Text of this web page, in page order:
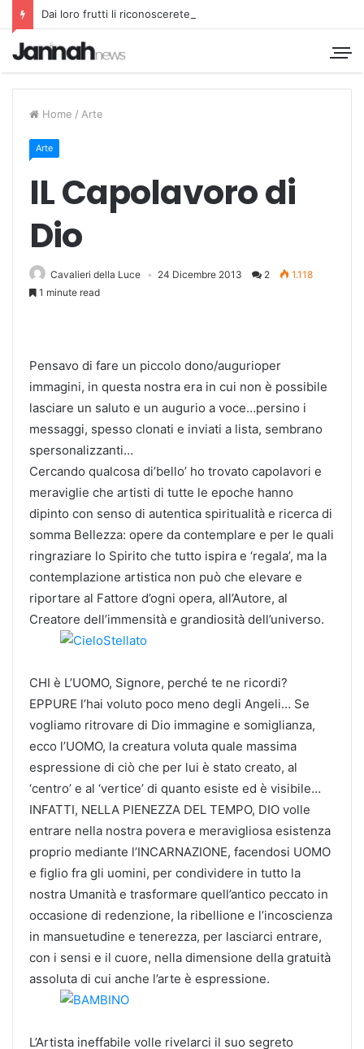
Dai loro frutti li riconoscerete
Home / Arte
Arte
IL Capolavoro di
Dio
Cavalieri della Luce 24 Dicembre 2013 2
1.118
1 minute read
Pensavo di fare un piccolo dono/augurioper
immagini, in questa nostra era in cui non è possibile
lasciare un saluto e un augurio a voce…persino i
messaggi, spesso clonati e inviati a lista, sembrano
spersonalizzanti…
Cercando qualcosa di’bello’ ho trovato capolavori e
meraviglie che artisti di tutte le epoche hanno
dipinto con senso di autentica spiritualità e ricerca di
somma Bellezza: opere da contemplare e per le quali
ringraziare lo Spirito che tutto ispira e ‘regala’, ma la
contemplazione artistica non può che elevare e
riportare al Fattore d’ogni opera, all’Autore, al
Creatore dell’immensità e grandiosità dell’universo.
CHI è L’UOMO, Signore, perché te ne ricordi?
EPPURE l’hai voluto poco meno degli Angeli… Se
vogliamo ritrovare di Dio immagine e somiglianza,
ecco l’UOMO, la creatura voluta quale massima
espressione di ciò che per lui è stato creato, al
‘centro’ e al ‘vertice’ di quanto esiste ed è visibile…
INFATTI, NELLA PIENEZZA DEL TEMPO, DIO volle
entrare nella nostra povera e meravigliosa esistenza
proprio mediante l’INCARNAZIONE, facendosi UOMO
e figlio fra gli uomini, per condividere in tutto la
nostra Umanità e trasformare quell’antico peccato in
occasione di redenzione, la ribellione e l’incoscienza
in mansuetudine e tenerezza, per lasciarci entrare,
con i sensi e il cuore, nella dimensione della gratuità
assoluta di cui anche l’arte è espressione.
L’Artista ineffabile volle rivelarci il suo segreto